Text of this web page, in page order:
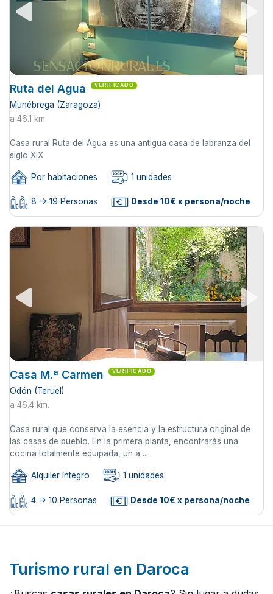
Ruta del Agua VERIFICADO
Munébrega (Zaragoza)
a 46.1 km.
Casa rural Ruta del Agua es una antigua casa de labranza del
siglo XIX
Por habitaciones 1 unidades
8 -> 19 Personas Desde 10€ x persona/noche
Casa M.ª Carmen VERIFICADO
Odón (Teruel)
a 46.4 km.
Casa rural que conserva la esencia y la estructura original de
las casas de pueblo. En la primera planta, encontrarás una
cocina totalmente equipada, un a ...
Alquiler íntegro 1 unidades
4 -> 10 Personas Desde 10€ x persona/noche
Turismo rural en Daroca